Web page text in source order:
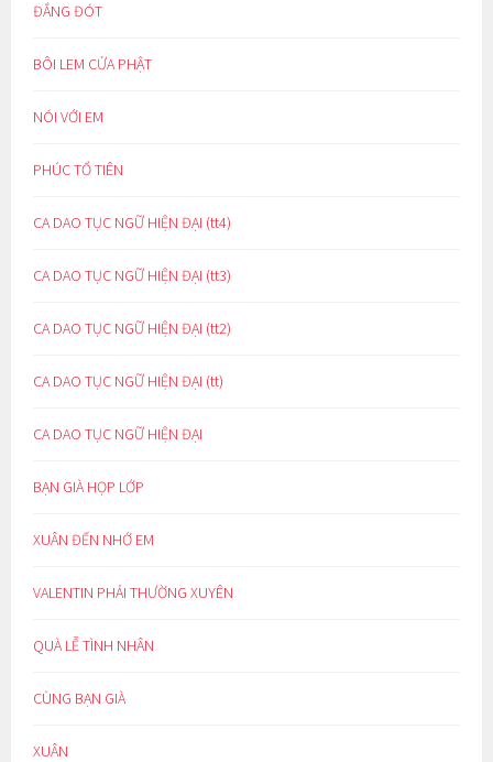
ĐẮNG ĐÓT
BÔI LEM CỬA PHẬT
NÓI VỚI EM
PHÚC TỔ TIÊN
CA DAO TỤC NGỮ HIỆN ĐẠI (tt4)
CA DAO TỤC NGỮ HIỆN ĐẠI (tt3)
CA DAO TỤC NGỮ HIỆN ĐẠI (tt2)
CA DAO TỤC NGỮ HIỆN ĐẠI (tt)
CA DAO TỤC NGỮ HIỆN ĐẠI
BẠN GIÀ HỌP LỚP
XUÂN ĐẾN NHỚ EM
VALENTIN PHẢI THƯỜNG XUYÊN
QUÀ LỄ TÌNH NHÂN
CÙNG BẠN GIÀ
XUÂN